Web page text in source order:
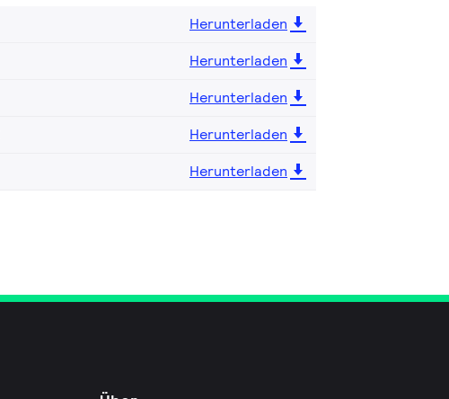
Herunterladen
Herunterladen
Herunterladen
Herunterladen
Herunterladen